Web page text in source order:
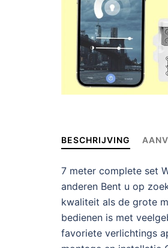
BESCHRIJVING
7 meter complete set
anderen Bent u op
kwaliteit als de grote
bedienen is met
favoriete verlichtings